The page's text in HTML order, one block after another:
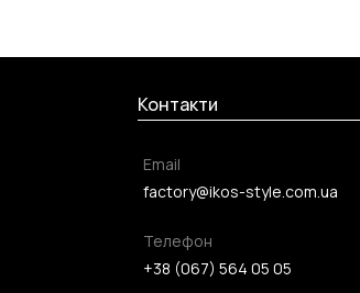
Контакти
Email
factory@ikos-style.com.ua
Телефон
+38 (067) 564 05 05